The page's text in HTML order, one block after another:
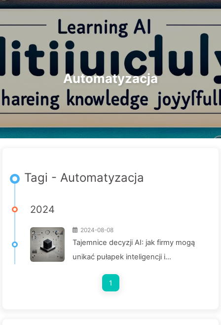
Szukaj Strona główna Archiwa Tagi
Kategorie Linki O nas 🇵🇱 Polski
Automatyzacja
Tagi - Automatyzacja
2024
2024-08-08
Tajemnice decyzji AI: jak firmy mogą
unikać pułapek inteligencji i
decyzji— Powoli ucz się AI 136
1